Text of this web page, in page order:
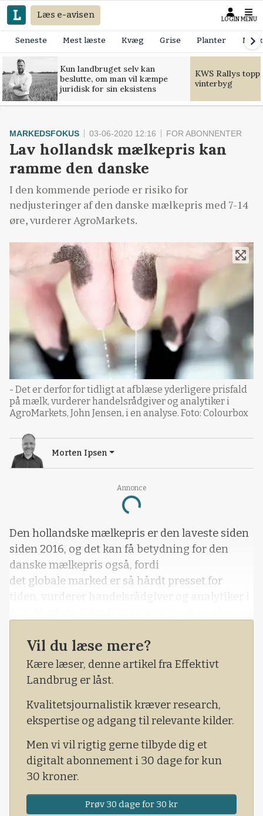
Læs e-avisen LOGIN MENU
Seneste Mest læste Kvæg Grise Planter
Kun landbruget selv kan
beslutte, om man vil kæmpe
juridisk for sin eksistens
KWS Rallys
vinterbyg
Annonce
Loading...
MARKEDSFOKUS 03-06-2020 12:16 FOR ABONNENTER
Lav hollandsk mælkepris kan
ramme den danske
I den kommende periode er risiko for
nedjusteringer af den danske mælkepris med 7-14
øre, vurderer AgroMarkets.
- Det er derfor for tidligt at afblæse yderligere prisfald
på mælk, vurderer handelsrådgiver og analytiker i
AgroMarkets, John Jensen, i en analyse. Foto: Colourbox
Morten Ipsen
Den hollandske mælkepris er den laveste siden
siden 2016, og det kan få betydning for den
danske mælkepris også, fordi
det globale marked er så hårdt presset for
tiden, vurderer handelsrådgiver og analytiker i
Vil du læse mere?
Kære læser, denne artikel fra Effektivt
Landbrug er låst.
Kvalitetsjournalistik kræver research,
ekspertise og adgang til relevante kilder.
Men vi vil rigtig gerne tilbyde dig et
digitalt abonnement i 30 dage for kun
30 kroner.
Prøv 30 dage for 30 kr